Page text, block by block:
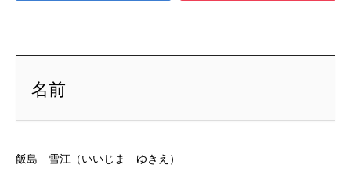
名前
飯島 雪江（いいじま ゆきえ）